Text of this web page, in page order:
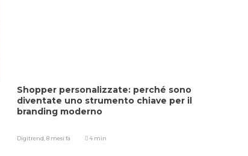
Shopper personalizzate: perché sono
diventate uno strumento chiave per il
branding moderno
Digitrend,8 mesi fa 4 min